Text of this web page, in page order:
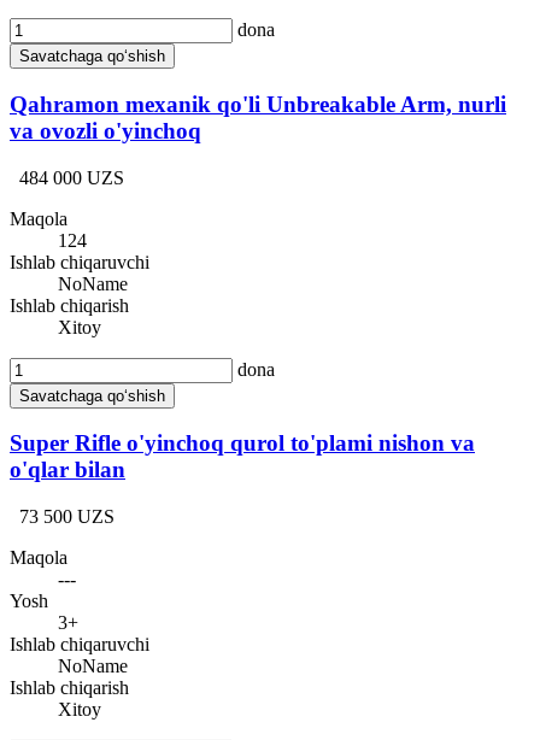
dona
Savatchaga qo‘shish
Qahramon mexanik qo'li Unbreakable Arm, nurli
va ovozli o'yinchoq
484 000 UZS
Maqola
124
Ishlab chiqaruvchi
NoName
Ishlab chiqarish
Xitoy
dona
Savatchaga qo‘shish
Super Rifle o'yinchoq qurol to'plami nishon va
o'qlar bilan
73 500 UZS
Maqola
---
Yosh
3+
Ishlab chiqaruvchi
NoName
Ishlab chiqarish
Xitoy